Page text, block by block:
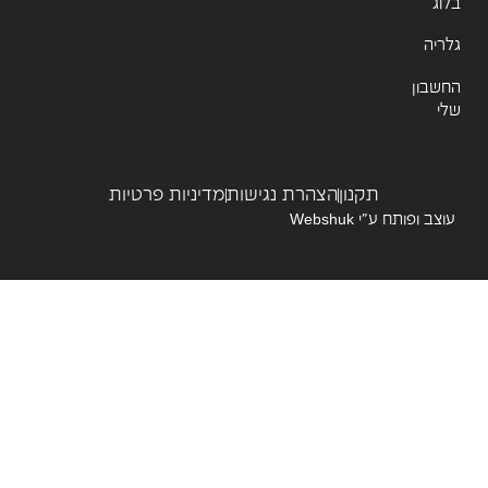
הצהרת נגישותמדיניות פרטיות
ופותח ע”יWebshuk